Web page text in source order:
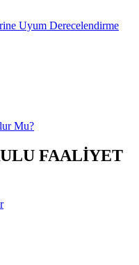
Uyum Derecelendirme
Mu?
FAALİYET